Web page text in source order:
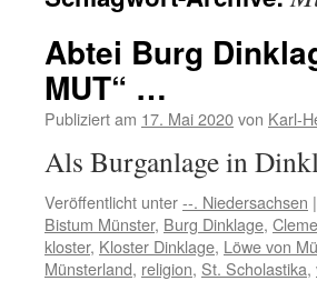
Abtei Burg
MUT“ …
Publiziert am 17. Mai 2020von Karl-
Als Burganlage in
Veröffentlicht unter--. Niedersachsen |
Bistum Münster, Burg Dinklage,
kloster, Kloster Dinklage, Löwe von
Münsterland, religion, St. Scholastika,